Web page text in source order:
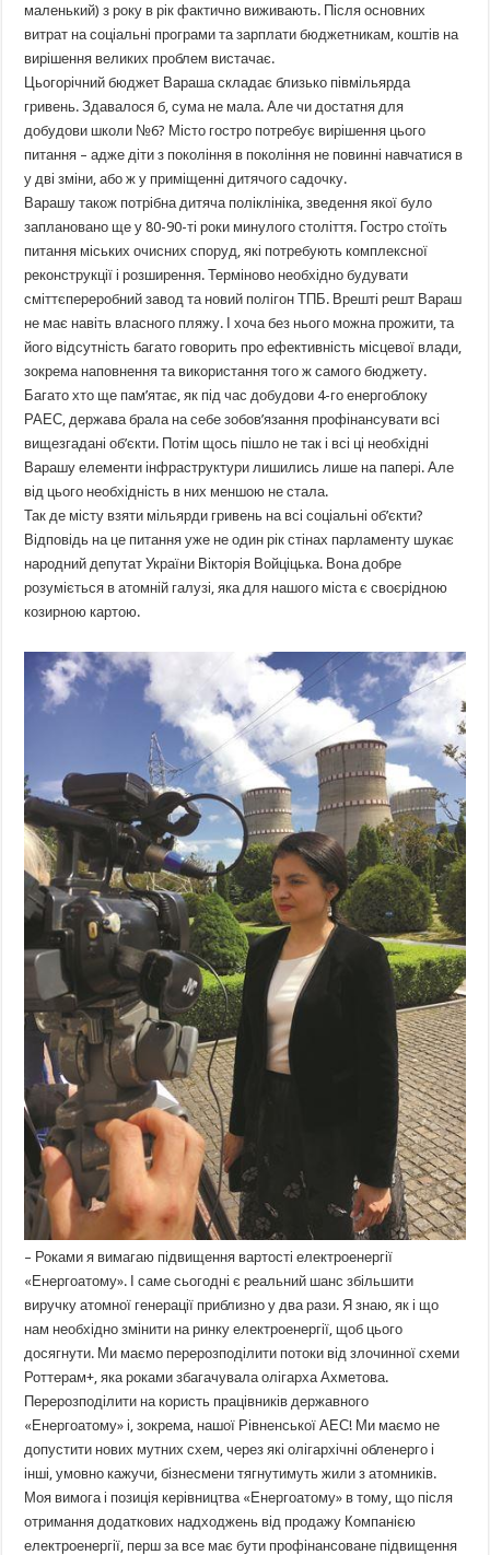
маленький) з року в рік фактично виживають. Після основних
витрат на соціальні програми та зарплати бюджетникам, коштів на
вирішення великих проблем вистачає.
Цьогорічний бюджет Вараша складає близько півмільярда
гривень. Здавалося б, сума не мала. Але чи достатня для
добудови школи №6? Місто гостро потребує вирішення цього
питання – адже діти з покоління в покоління не повинні навчатися в
у дві зміни, або ж у приміщенні дитячого садочку.
Варашу також потрібна дитяча поліклініка, зведення якої було
заплановано ще у 80-90-ті роки минулого століття. Гостро стоїть
питання міських очисних споруд, які потребують комплексної
реконструкції і розширення. Терміново необхідно будувати
сміттєпереробний завод та новий полігон ТПБ. Врешті решт Вараш
не має навіть власного пляжу. І хоча без нього можна прожити, та
його відсутність багато говорить про ефективність місцевої влади,
зокрема наповнення та використання того ж самого бюджету.
Багато хто ще пам’ятає, як під час добудови 4-го енергоблоку
РАЕС, держава брала на себе зобов’язання профінансувати всі
вищезгадані об’єкти. Потім щось пішло не так і всі ці необхідні
Варашу елементи інфраструктури лишились лише на папері. Але
від цього необхідність в них меншою не стала.
Так де місту взяти мільярди гривень на всі соціальні об’єкти?
Відповідь на це питання уже не один рік стінах парламенту шукає
народний депутат України Вікторія Войціцька. Вона добре
розуміється в атомній галузі, яка для нашого міста є своєрідною
козирною картою.
– Роками я вимагаю підвищення вартості електроенергії
«Енергоатому». І саме сьогодні є реальний шанс збільшити
виручку атомної генерації приблизно у два рази. Я знаю, як і що
нам необхідно змінити на ринку електроенергії, щоб цього
досягнути. Ми маємо перерозподілити потоки від злочинної схеми
Роттерам+, яка роками збагачувала олігарха Ахметова.
Перерозподілити на користь працівників державного
«Енергоатому» і, зокрема, нашої Рівненської АЕС! Ми маємо не
допустити нових мутних схем, через які олігархічні обленерго і
інші, умовно кажучи, бізнесмени тягнутимуть жили з атомників.
Моя вимога і позиція керівництва «Енергоатому» в тому, що після
отримання додаткових надходжень від продажу Компанією
електроенергії, перш за все має бути профінансоване підвищення